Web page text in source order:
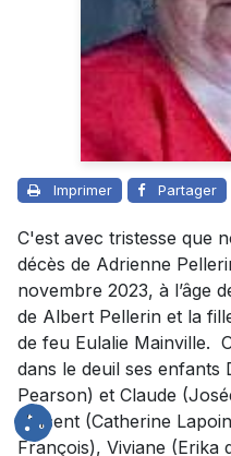
Imprimer Partager
C'est avec tristesse que
décès de Adrienne
novembre 2023, à l’âge
de Albert Pellerin et la
de feu Eulalie Mainville.
dans le deuil ses enfants
Pearson) et Claude
Vincent (Catherine
François), Viviane (Erika